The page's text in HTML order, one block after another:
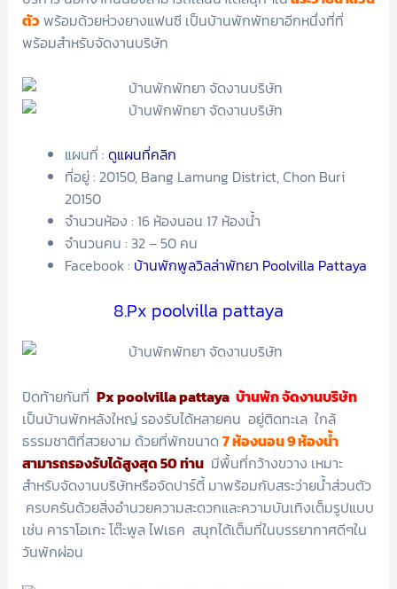
ตัวพร้อมด้วยห่วงยางแฟนซี เป็นบ้านพักพัทยาอีกหนึ่งที่ที่
พร้อมสำหรับจัดงานบริษัท
แผนที่ : ดูแผนที่คลิก
ที่อยู่ : 20150, Bang Lamung District, Chon Buri
20150
จำนวนห้อง : 16 ห้องนอน 17 ห้องน้ำ
จำนวนคน : 32 – 50 คน
Facebook : บ้านพักพูลวิลล่าพัทยา Poolvilla Pattaya
8.Px poolvilla pattaya
ปิดท้ายกันที่ Px poolvilla pattaya บ้านพัก จัดงานบริษัท
เป็นบ้านพักหลังใหญ่ รองรับได้หลายคน อยู่ติดทะเล ใกล้
ธรรมชาติที่สวยงาม ด้วยที่พักขนาด 7 ห้องนอน 9 ห้องน้ำ
สามารถรองรับได้สูงสุด 50 ท่านมีพื้นที่กว้างขวาง เหมาะ
สำหรับจัดงานบริษัทหรือจัดปาร์ตี้ มาพร้อมกับสระว่ายน้ำส่วนตัว
ครบครันด้วยสิ่งอำนวยความสะดวกและความบันเทิงเต็มรูปแบบ
เช่น คาราโอเกะ โต๊ะพูล ไฟเธค สนุกได้เต็มที่ในบรรยากาศดีๆใน
วันพักผ่อน